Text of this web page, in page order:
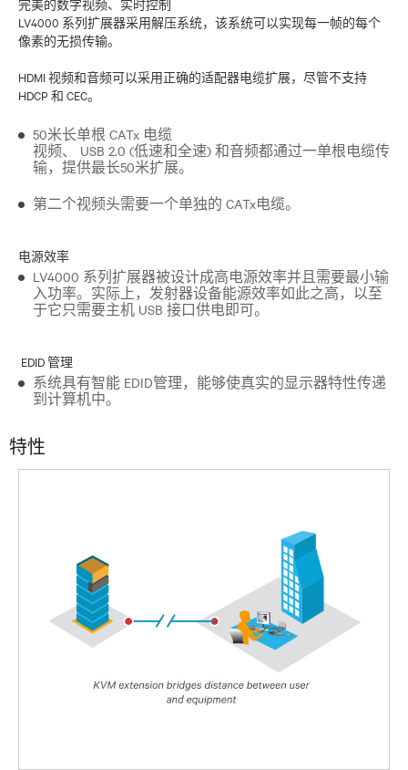
LV4000 系列扩展器采用解压系统，该系统可以实现每一帧的每个
像素的无损传输。
HDMI 视频和音频可以采用正确的适配器电缆扩展，尽管不支持
HDCP 和 CEC。
50米长单根 CATx 电缆
视频、 USB 2.0 (低速和全速) 和音频都通过一单根电缆传
输，提供最长50米扩展。
第二个视频头需要一个单独的 CATx电缆。
电源效率
LV4000 系列扩展器被设计成高电源效率并且需要最小输
入功率。实际上，发射器设备能源效率如此之高，以至
于它只需要主机 USB 接口供电即可。
EDID 管理
系统具有智能 EDID管理，能够使真实的显示器特性传递
到计算机中。
特性